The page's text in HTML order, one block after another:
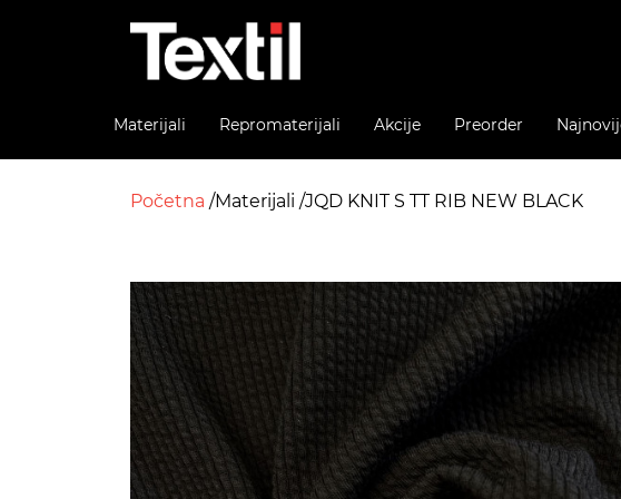
Materijali Repromaterijali Akcije Preorder
Početna Materijali JQD KNIT S TT RIB NEW BLACK